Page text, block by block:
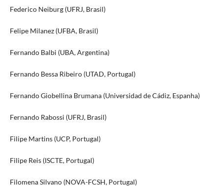
Federico Neiburg (UFRJ, Brasil)
Felipe Milanez (UFBA, Brasil)
Fernando Balbi (UBA, Argentina)
Fernando Bessa Ribeiro (UTAD, Portugal)
Fernando Giobellina Brumana (Universidad de Cádiz, Espanha)
Fernando Rabossi (UFRJ, Brasil)
Filipe Martins (UCP, Portugal)
Filipe Reis (ISCTE, Portugal)
Filomena Silvano (NOVA-FCSH, Portugal)